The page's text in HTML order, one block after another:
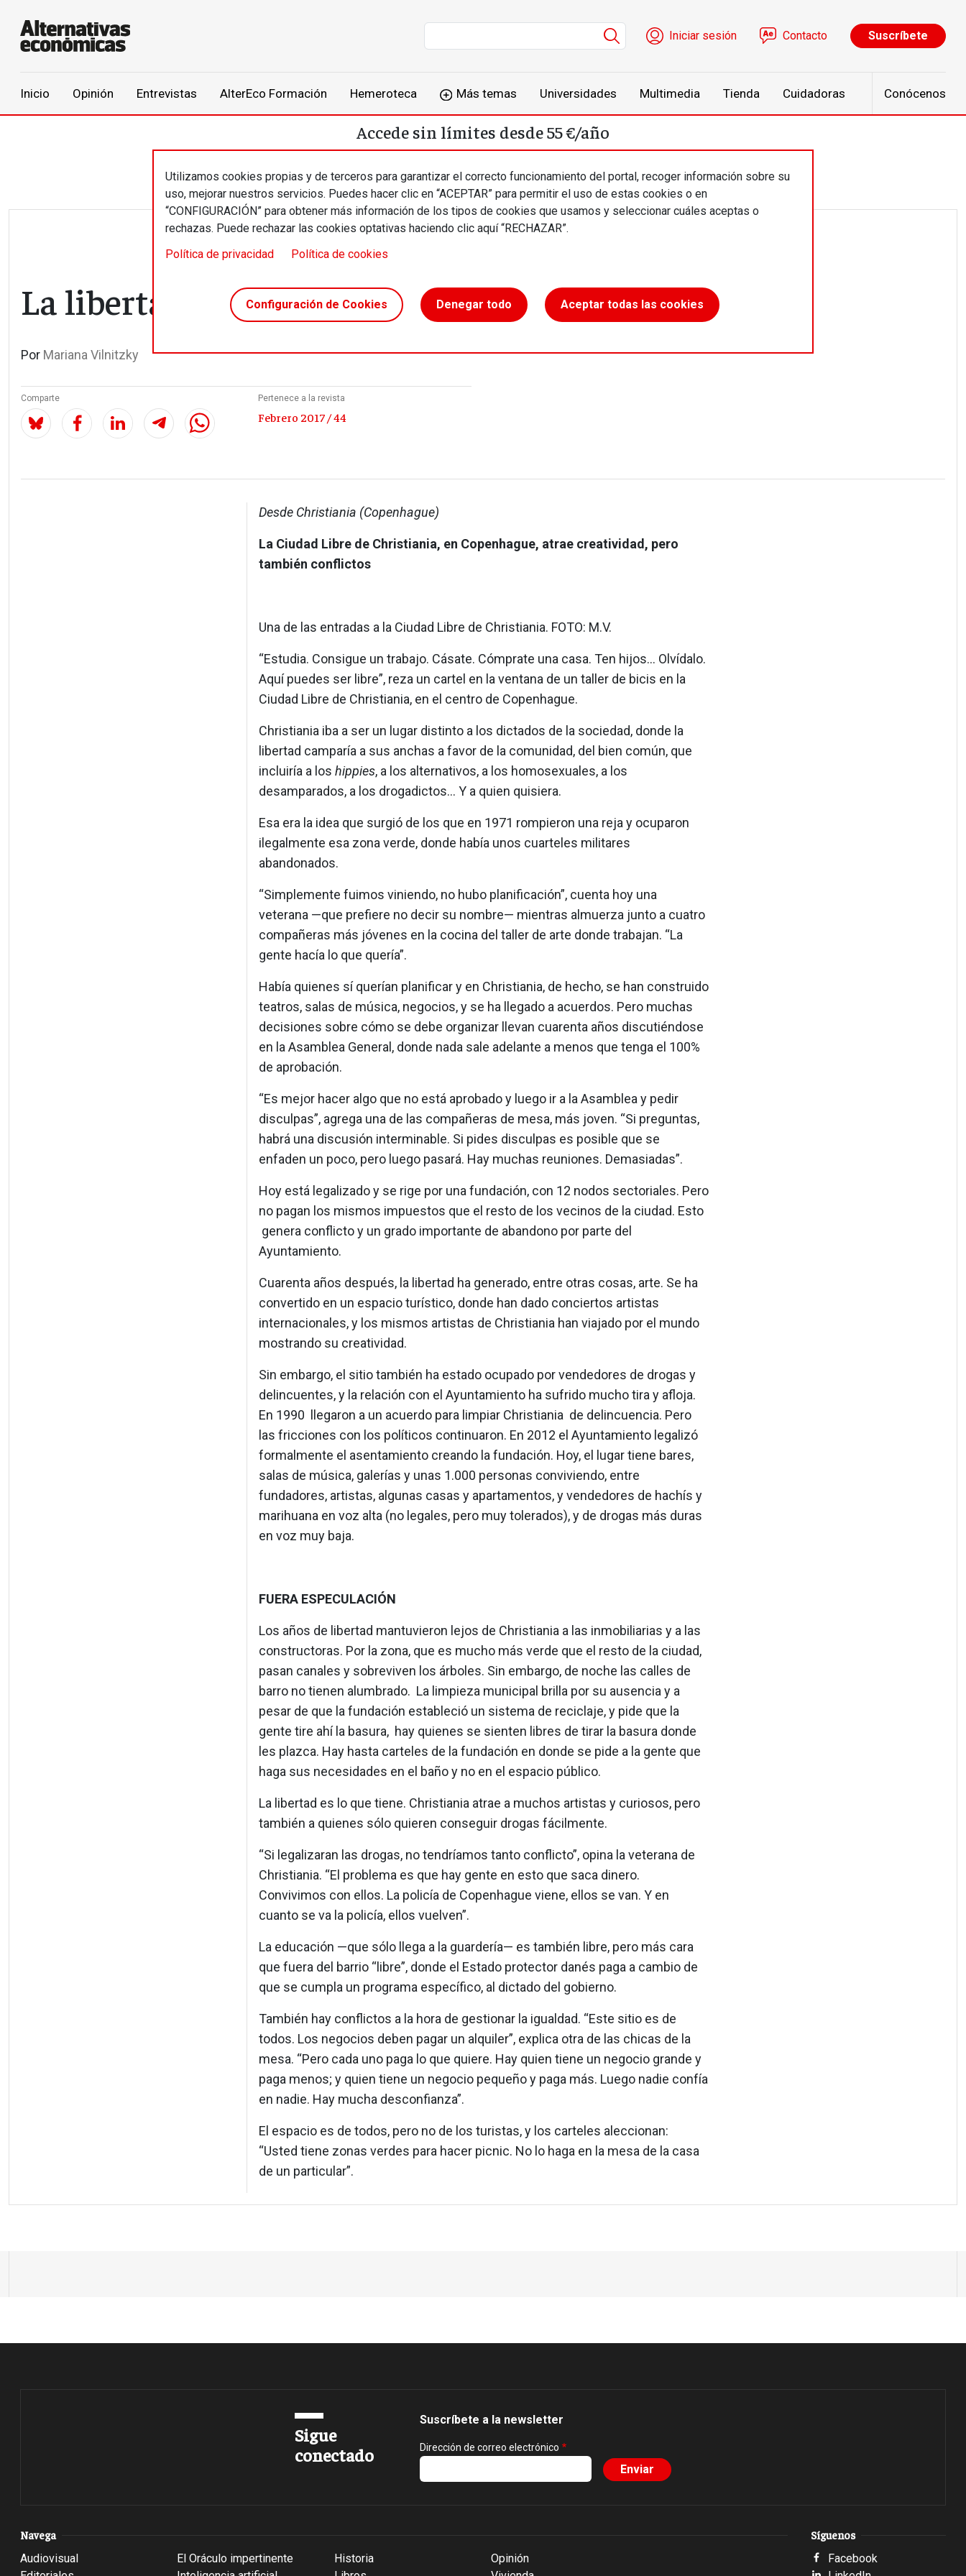
Menú de cuenta de usuario
Iniciar sesión Contacto Suscríbete
Inicio Opinión Entrevistas AlterEco Formación Hemeroteca Más temas Universidades Multimedia Tienda Cuidadoras Conócenos
Utilizamos cookies propias y de terceros para garantizar el correcto funcionamiento del portal, recoger información sobre su
uso, mejorar nuestros servicios. Puedes hacer clic en “ACEPTAR” para permitir el uso de estas cookies o en
“CONFIGURACIÓN” para obtener más información de los tipos de cookies que usamos y seleccionar cuáles aceptas o
rechazas. Puede rechazar las cookies optativas haciendo clic aquí “RECHAZAR”.
Política de privacidad
Política de cookies
Configuración de Cookies Denegar todo Aceptar todas las cookies
Accede sin límites desde 55 €/año
La libertad tiene su coste
Por Mariana Vilnitzky
Comparte Pertenece a la revista
Febrero 2017 / 44
Desde Christiania (Copenhague)
La Ciudad Libre de Christiania, en Copenhague, atrae creatividad, pero
también conflictos
Una de las entradas a la Ciudad Libre de Christiania. FOTO: M.V.
“Estudia. Consigue un trabajo. Cásate. Cómprate una casa. Ten hijos… Olvídalo.
Aquí puedes ser libre”, reza un cartel en la ventana de un taller de bicis en la
Ciudad Libre de Christiania, en el centro de Copenhague.
Christiania iba a ser un lugar distinto a los dictados de la sociedad, donde la
libertad camparía a sus anchas a favor de la comunidad, del bien común, que
incluiría a los hippies, a los alternativos, a los homosexuales, a los
desamparados, a los drogadictos… Y a quien quisiera.
Esa era la idea que surgió de los que en 1971 rompieron una reja y ocuparon
ilegalmente esa zona verde, donde había unos cuarteles militares
abandonados.
“Simplemente fuimos viniendo, no hubo planificación”, cuenta hoy una
veterana —que prefiere no decir su nombre— mientras almuerza junto a cuatro
compañeras más jóvenes en la cocina del taller de arte donde trabajan. “La
gente hacía lo que quería”.
Había quienes sí querían planificar y en Christiania, de hecho, se han construido
teatros, salas de música, negocios, y se ha llegado a acuerdos. Pero muchas
decisiones sobre cómo se debe organizar llevan cuarenta años discutiéndose
en la Asamblea General, donde nada sale adelante a menos que tenga el 100%
de aprobación.
“Es mejor hacer algo que no está aprobado y luego ir a la Asamblea y pedir
disculpas”, agrega una de las compañeras de mesa, más joven. “Si preguntas,
habrá una discusión interminable. Si pides disculpas es posible que se
enfaden un poco, pero luego pasará. Hay muchas reuniones. Demasiadas”.
Hoy está legalizado y se rige por una fundación, con 12 nodos sectoriales. Pero
no pagan los mismos impuestos que el resto de los vecinos de la ciudad. Esto
genera conflicto y un grado importante de abandono por parte del
Ayuntamiento.
Cuarenta años después, la libertad ha generado, entre otras cosas, arte. Se ha
convertido en un espacio turístico, donde han dado conciertos artistas
internacionales, y los mismos artistas de Christiania han viajado por el mundo
mostrando su creatividad.
Sin embargo, el sitio también ha estado ocupado por vendedores de drogas y
delincuentes, y la relación con el Ayuntamiento ha sufrido mucho tira y afloja.
En 1990 llegaron a un acuerdo para limpiar Christiania de delincuencia. Pero
las fricciones con los políticos continuaron. En 2012 el Ayuntamiento legalizó
formalmente el asentamiento creando la fundación. Hoy, el lugar tiene bares,
salas de música, galerías y unas 1.000 personas conviviendo, entre
fundadores, artistas, algunas casas y apartamentos, y vendedores de hachís y
marihuana en voz alta (no legales, pero muy tolerados), y de drogas más duras
en voz muy baja.
FUERA ESPECULACIÓN
Los años de libertad mantuvieron lejos de Christiania a las inmobiliarias y a las
constructoras. Por la zona, que es mucho más verde que el resto de la ciudad,
pasan canales y sobreviven los árboles. Sin embargo, de noche las calles de
barro no tienen alumbrado. La limpieza municipal brilla por su ausencia y a
pesar de que la fundación estableció un sistema de reciclaje, y pide que la
gente tire ahí la basura, hay quienes se sienten libres de tirar la basura donde
les plazca. Hay hasta carteles de la fundación en donde se pide a la gente que
haga sus necesidades en el baño y no en el espacio público.
La libertad es lo que tiene. Christiania atrae a muchos artistas y curiosos, pero
también a quienes sólo quieren conseguir drogas fácilmente.
“Si legalizaran las drogas, no tendríamos tanto conflicto”, opina la veterana de
Christiania. “El problema es que hay gente en esto que saca dinero.
Convivimos con ellos. La policía de Copenhague viene, ellos se van. Y en
cuanto se va la policía, ellos vuelven”.
La educación —que sólo llega a la guardería— es también libre, pero más cara
que fuera del barrio “libre”, donde el Estado protector danés paga a cambio de
que se cumpla un programa específico, al dictado del gobierno.
También hay conflictos a la hora de gestionar la igualdad. “Este sitio es de
todos. Los negocios deben pagar un alquiler”, explica otra de las chicas de la
mesa. “Pero cada uno paga lo que quiere. Hay quien tiene un negocio grande y
paga menos; y quien tiene un negocio pequeño y paga más. Luego nadie confía
en nadie. Hay mucha desconfianza”.
El espacio es de todos, pero no de los turistas, y los carteles aleccionan:
“Usted tiene zonas verdes para hacer picnic. No lo haga en la mesa de la casa
de un particular”.
Sigue
conectado
Suscríbete a la newsletter
Dirección de correo electrónico
Navega
Audiovisual
El Oráculo impertinente
Historia
Opinión
Síguenos
Facebook